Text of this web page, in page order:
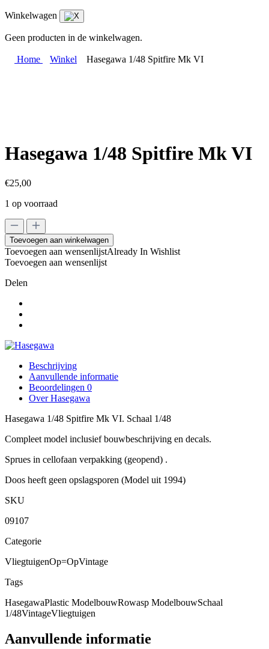
Winkelwagen
Geen producten in de winkelwagen.
Home Winkel Hasegawa 1/48 Spitfire Mk VI
Hasegawa 1/48 Spitfire Mk VI
€25,00
1 op voorraad
Hasegawa
1/48
Spitfire
Mk
VI
Toevoegen aan winkelwagen
Toevoegen aan wensenlijstAlready In Wishlist
Toevoegen aan wensenlijst
Delen
Beschrijving
Aanvullende informatie
Beoordelingen 0
Over Hasegawa
Hasegawa 1/48 Spitfire Mk VI. Schaal 1/48
Compleet model inclusief bouwbeschrijving en decals.
Sprues in cellofaan verpakking (geopend) .
Doos heeft geen opslagsporen (Model uit 1994)
SKU
09107
Categorie
VliegtuigenOp=OpVintage
Tags
HasegawaPlastic ModelbouwRowasp ModelbouwSchaal
1/48VintageVliegtuigen
Aanvullende informatie